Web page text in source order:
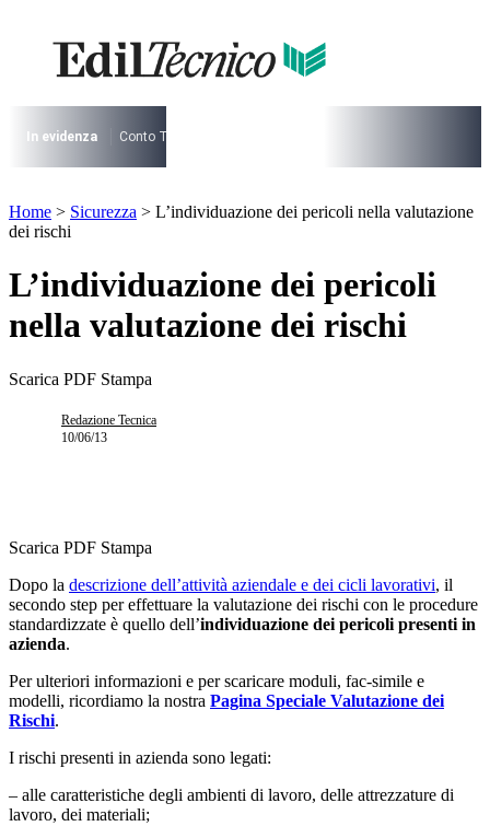
contenuto
Lorem ipsum dolor sit amet consectetur
In evidenza Conto Termico
I più cercati
Lorem ipsum dolor sit amet consectetur
Home > Sicurezza > L’individuazione dei pericoli nella valutazione
dei rischi
L’individuazione dei pericoli
nella valutazione dei rischi
Scarica PDF Stampa
Redazione Tecnica
10/06/13
Scarica PDF Stampa
Dopo la descrizione dell’attività aziendale e dei cicli lavorativi, il
secondo step per effettuare la valutazione dei rischi con le procedure
standardizzate è quello dell’individuazione dei pericoli presenti in
azienda.
Per ulteriori informazioni e per scaricare moduli, fac-simile e
modelli, ricordiamo la nostra Pagina Speciale Valutazione dei
Rischi.
I rischi presenti in azienda sono legati:
– alle caratteristiche degli ambienti di lavoro, delle attrezzature di
lavoro, dei materiali;